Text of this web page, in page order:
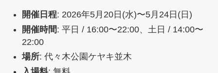
開催日程: 2026年5月20日(水)〜5月24日(日)
開催時間: 平日 / 16:00〜22:00、土日 / 14:00〜
22:00
場所: 代々木公園ケヤキ並木